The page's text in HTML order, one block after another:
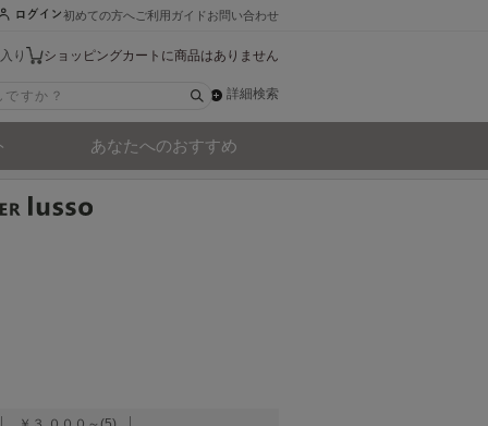
お問い合わせ
ご利用ガイド
初めての方へ
ショッピングカートに商品はありません
り
詳細検索
あなたへのおすすめ